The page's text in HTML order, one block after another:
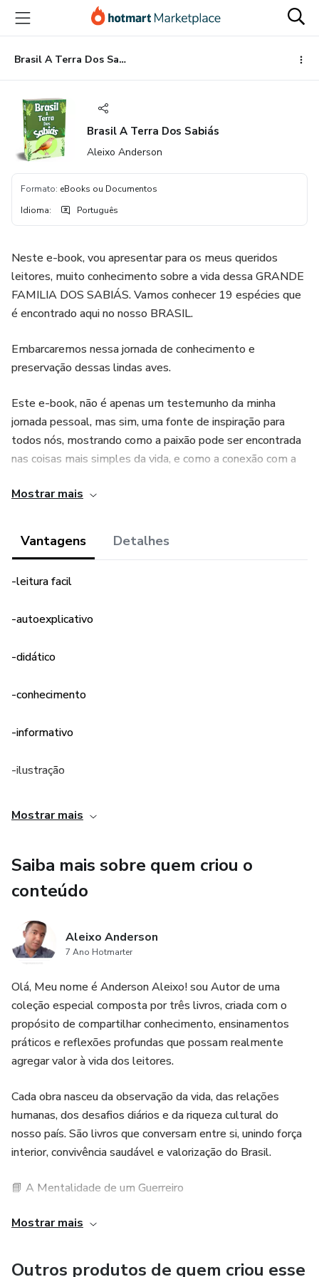
para
conteúdo
principal
para
pagamento
para
rodapé
Brasil A Terra Dos Sabiás
Brasil A Terra Dos Sabiás
Aleixo Anderson
Formato: eBooks ou Documentos
Idioma: Português
Neste e-book, vou apresentar para os meus queridos
leitores, muito conhecimento sobre a vida dessa GRANDE
FAMILIA DOS SABIÁS. Vamos conhecer 19 espécies que
é encontrado aqui no nosso BRASIL.
Embarcaremos nessa jornada de conhecimento e
preservação dessas lindas aves.
Este e-book, não é apenas um testemunho da minha
jornada pessoal, mas sim, uma fonte de inspiração para
todos nós, mostrando como a paixão pode ser encontrada
nas coisas mais simples da vida, e como a conexão com a
inimagináveis.
vou apresentar para vocês.
Mostrar mais
Vantagens Detalhes
-leitura facil
-autoexplicativo
-didático
-conhecimento
-informativo
-ilustração
Mostrar mais
Saiba mais sobre quem criou o
conteúdo
Aleixo Anderson
7 Ano Hotmarter
Olá, Meu nome é Anderson Aleixo! sou Autor de uma
coleção especial composta por três livros, criada com o
propósito de compartilhar conhecimento, ensinamentos
práticos e reflexões profundas que possam realmente
agregar valor à vida dos leitores.
Cada obra nasceu da observação da vida, das relações
humanas, dos desafios diários e da riqueza cultural do
nosso país. São livros que conversam entre si, unindo força
interior, convivência saudável e valorização do Brasil.
📘 A Mentalidade de um Guerreiro
Este livro inspira o leitor a desenvolver disciplina, coragem,
enfrentar desafios com determinação e nunca desistir
Mostrar mais
Outros produtos de quem criou esse